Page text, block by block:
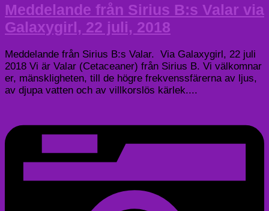
Meddelande från Sirius B:s Valar via
Galaxygirl, 22 juli, 2018
Meddelande från Sirius B:s Valar. Via Galaxygirl, 22 juli
2018 Vi är Valar (Cetaceaner) från Sirius B. Vi välkomnar
er, mänskligheten, till de högre frekvenssfärerna av ljus,
av djupa vatten och av villkorslös kärlek....